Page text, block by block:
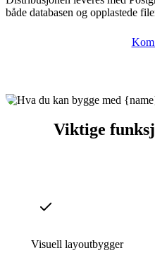
både databasen og opplastede
Viktige
Visuell layoutbygger